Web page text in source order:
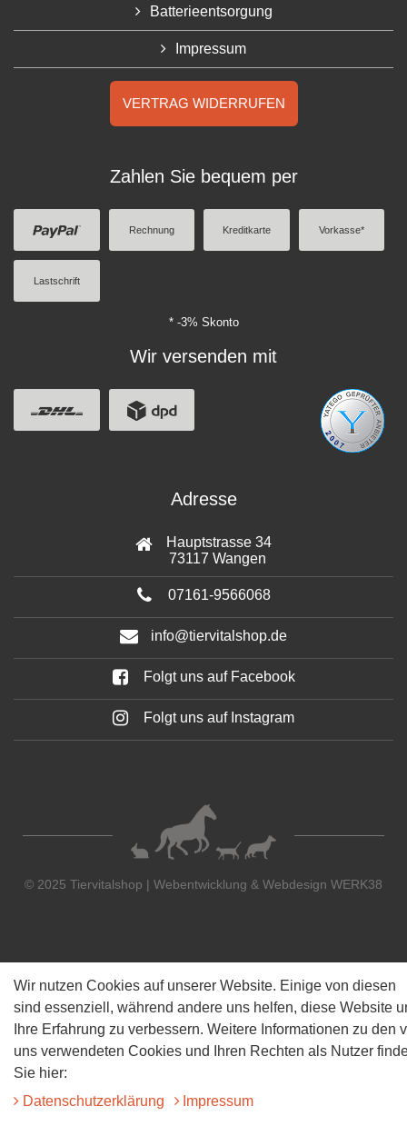
Batterieentsorgung
Impressum
VERTRAG WIDERRUFEN
Zahlen Sie bequem per
Rechnung Kreditkarte Vorkasse*
Lastschrift
* -3% Skonto
Wir versenden mit
Adresse
Hauptstrasse 34
73117 Wangen
07161-9566068
info@tiervitalshop.de
Folgt uns auf Facebook
Folgt uns auf Instagram
© 2025 Tiervitalshop | Webentwicklung & Webdesign WERK38
Wir nutzen Cookies auf unserer Website. Einige von diesen
sind essenziell, während andere uns helfen, diese Website
Ihre Erfahrung zu verbessern. Weitere Informationen zu den
uns verwendeten Cookies und Ihren Rechten als Nutzer
Sie hier:
Daten­schutz­erklärung
Impressum